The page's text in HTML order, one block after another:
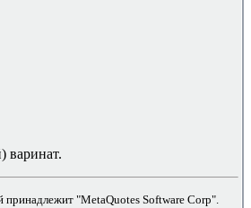
варинат.
принадлежит "MetaQuotes Software Corp".